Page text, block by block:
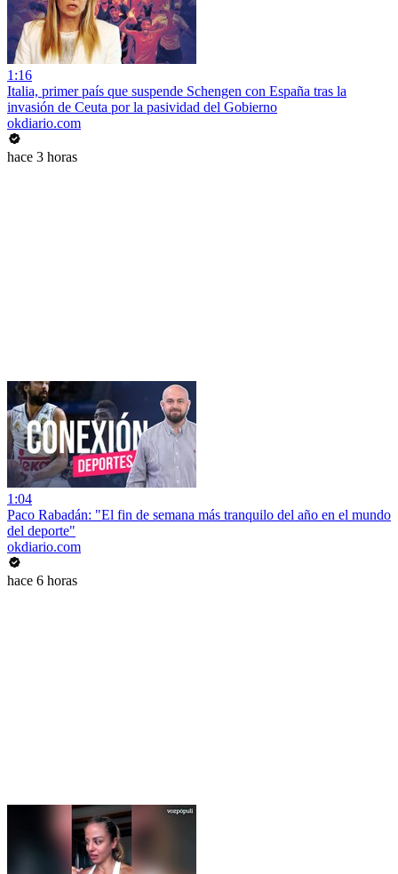
1:16
Italia, primer país que suspende Schengen con España tras la
invasión de Ceuta por la pasividad del Gobierno
okdiario.com
hace 3 horas
1:04
Paco Rabadán: "El fin de semana más tranquilo del año en el mundo
del deporte"
okdiario.com
hace 6 horas